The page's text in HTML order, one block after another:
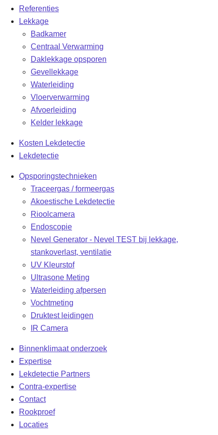
Referenties
Lekkage
Badkamer
Centraal Verwarming
Daklekkage opsporen
Gevellekkage
Waterleiding
Vloerverwarming
Afvoerleiding
Kelder lekkage
Kosten Lekdetectie
Lekdetectie
Opsporingstechnieken
Traceergas / formeergas
Akoestische Lekdetectie
Rioolcamera
Endoscopie
Nevel Generator - Nevel TEST bij lekkage,
stankoverlast, ventilatie
UV Kleurstof
Ultrasone Meting
Waterleiding afpersen
Vochtmeting
Druktest leidingen
IR Camera
Binnenklimaat onderzoek
Expertise
Lekdetectie Partners
Contra-expertise
Contact
Rookproef
Locaties